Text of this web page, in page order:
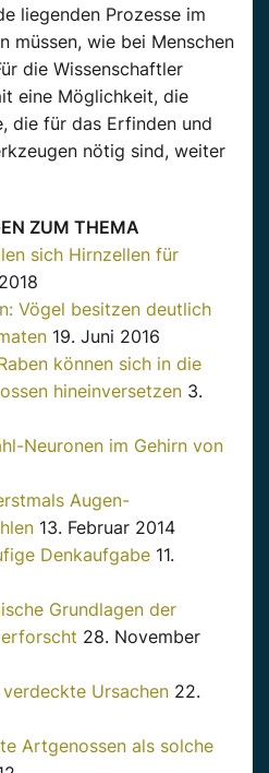
liegenden Prozesse im
müssen, wie bei Menschen
die Wissenschaftler
eine Möglichkeit, die
die für das Erfinden und
nötig sind, weiter
ZUM THEMA
sich Hirnzellen für
Vögel besitzen deutlich
19. Juni 2016
können sich in die
hineinversetzen 3.
Neuronen im Gehirn von
Augen-
13. Februar 2014
Denkaufgabe 11.
Grundlagen der
28. November
Ursachen 22.
Artgenossen als solche